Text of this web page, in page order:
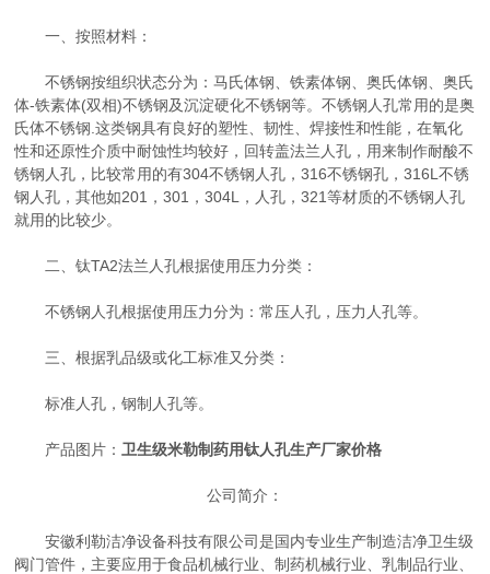
一、按照材料：
不锈钢按组织状态分为：马氏体钢、铁素体钢、奥氏体钢、奥氏
体-铁素体(双相)不锈钢及沉淀硬化不锈钢等。不锈钢人孔常用的是奥
氏体不锈钢.这类钢具有良好的塑性、韧性、焊接性和性能，在氧化
性和还原性介质中耐蚀性均较好，回转盖法兰人孔，用来制作耐酸不
锈钢人孔，比较常用的有304不锈钢人孔，316不锈钢孔，316L不锈
钢人孔，其他如201，301，304L，人孔，321等材质的不锈钢人孔
就用的比较少。
二、钛TA2法兰人孔根据使用压力分类：
不锈钢人孔根据使用压力分为：常压人孔，压力人孔等。
三、根据乳品级或化工标准又分类：
标准人孔，钢制人孔等。
产品图片： 卫生级米勒制药用钛人孔生产厂家价格
公司简介：
安徽利勒洁净设备科技有限公司是国内专业生产制造洁净卫生级
阀门管件，主要应用于食品机械行业、制药机械行业、乳制品行业、